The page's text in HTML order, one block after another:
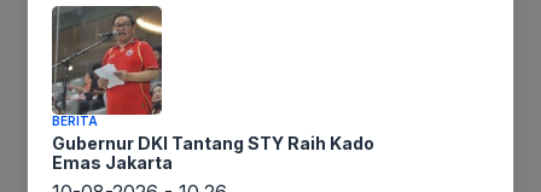
konflik yang memanas di Timur Tengah kini mulai
menimbulkan efek domino bagi sektor aviasi
dunia. Maskapai penerbangan kini harus
mengalihkan rute untuk menghindari wilayah
udara di sekitar Iran dan kawasan sensitif lainnya,
yang berujung pada konsekuensi signifikan. Rute
BERITA
Gubernur DKI Tantang STY Raih Kado
Emas Jakarta